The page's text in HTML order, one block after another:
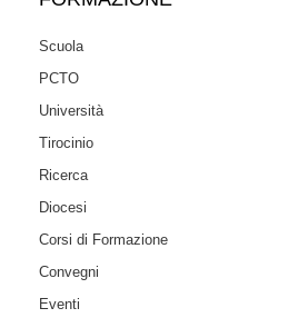
Scuola
PCTO
Università
Tirocinio
Ricerca
Diocesi
Corsi di Formazione
Convegni
Eventi